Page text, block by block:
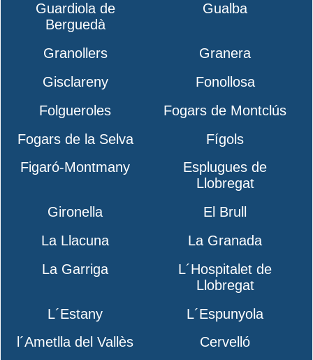
Guardiola de
Berguedà
Gualba
Granollers
Granera
Gisclareny
Fonollosa
Folgueroles
Fogars de Montclús
Fogars de la Selva
Fígols
Figaró-Montmany
Esplugues de
Llobregat
Gironella
El Brull
La Llacuna
La Granada
La Garriga
L´Hospitalet de
Llobregat
L´Estany
L´Espunyola
l´Ametlla del Vallès
Cervelló